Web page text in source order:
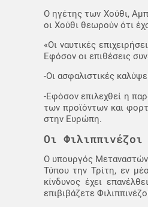
Ο ηγέτης των Χούθι,
οι Χούθι θεωρούν ότι
«Οι ναυτικές
Εφόσον οι επιθέσεις
-Οι ασφαλιστικές
-Εφόσον επιλεχθεί η
των προϊόντων και
στην Ευρώπη.
Οι Φιλιππινέζοι
Ο υπουργός Μεταναστών
Τύπου την Τρίτη, εν
κίνδυνος έχει
επιβιβάζετε